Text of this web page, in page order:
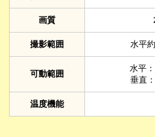
画質
撮影範囲 水平
可動範囲
水平
垂直
温度機能